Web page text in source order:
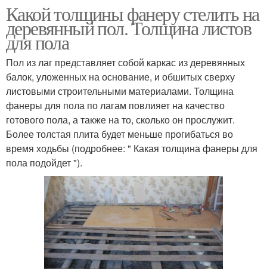
Какой толщины фанеру стелить на
деревянный пол. Толщина листов
для пола
Пол из лаг представляет собой каркас из деревянных
балок, уложенных на основание, и обшитых сверху
листовыми строительными материалами. Толщина
фанеры для пола по лагам повлияет на качество
готового пола, а также на то, сколько он прослужит.
Более толстая плита будет меньше прогибаться во
время ходьбы (подробнее: " Какая толщина фанеры для
пола подойдет ").